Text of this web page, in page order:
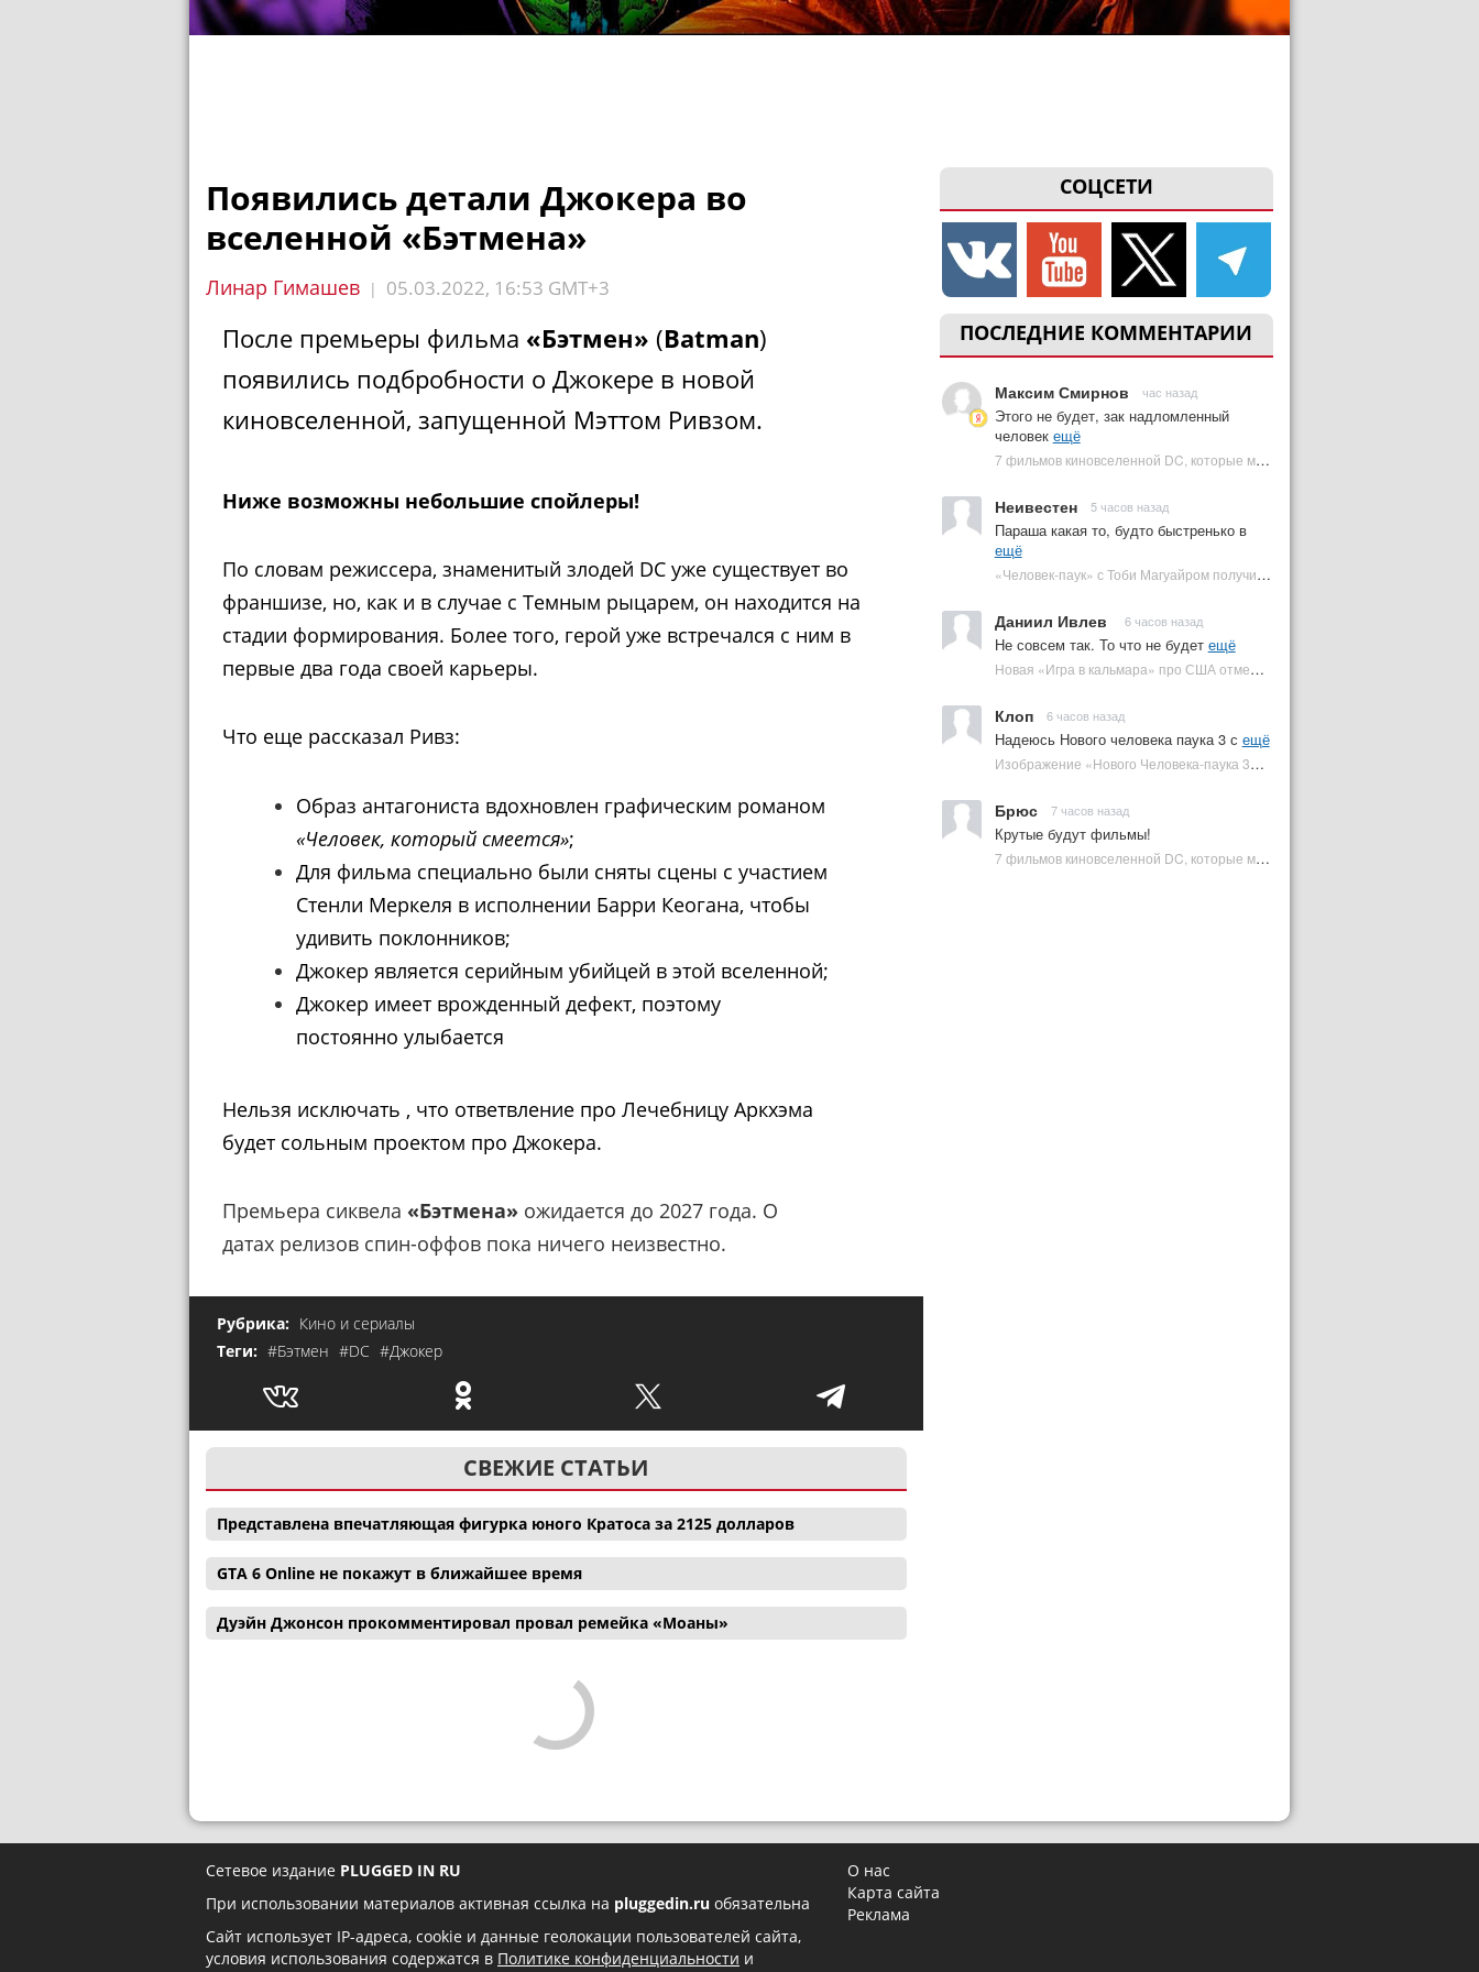
СОЦСЕТИ
ПОСЛЕДНИЕ КОММЕНТАРИИ
Максим Смирнов час назад
Этого не будет, зак надломленный
человек ещё
7 фильмов киновселенной DC, которые может снять Зак Снайдер | Plugged In Ru
Неивестен 5 часов назад
Параша какая то, будто быстренько в
ещё
«Человек-паук» с Тоби Магуайром получил новый постер | Plugged In Ru
Даниил Ивлев 6 часов назад
Не совсем так. То что не будет ещё
Новая «Игра в кальмара» про США отменена | Plugged In Ru
Клоп 6 часов назад
Надеюсь Нового человека паука 3 с ещё
Изображение «Нового Человека-паука 3» подтвердило Зловещую шестерку | Plugged In Ru
Брюс 7 часов назад
Крутые будут фильмы!
7 фильмов киновселенной DC, которые может снять Зак Снайдер | Plugged In Ru
Появились детали Джокера во
вселенной «Бэтмена»
Линар Гимашев | 05.03.2022, 16:53 GMT+3
После премьеры фильма «Бэтмен» (Batman)
появились подбробности о Джокере в новой
киновселенной, запущенной Мэттом Ривзом.
Ниже возможны небольшие спойлеры!
По словам режиссера, знаменитый злодей DC уже существует во
франшизе, но, как и в случае с Темным рыцарем, он находится на
стадии формирования. Более того, герой уже встречался с ним в
первые два года своей карьеры.
Что еще рассказал Ривз:
Образ антагониста вдохновлен графическим романом
«Человек, который смеется»;
Для фильма специально были сняты сцены с участием
Стенли Меркеля в исполнении Барри Кеогана, чтобы
удивить поклонников;
Джокер является серийным убийцей в этой вселенной;
Джокер имеет врожденный дефект, поэтому
постоянно улыбается
Нельзя исключать , что ответвление про Лечебницу Аркхэма
будет сольным проектом про Джокера.
Премьера сиквела «Бэтмена» ожидается до 2027 года. О
датах релизов спин-оффов пока ничего неизвестно.
Рубрика: Кино и сериалы
Теги: #Бэтмен #DC #Джокер
СВЕЖИЕ СТАТЬИ
Представлена впечатляющая фигурка юного Кратоса за 2125 долларов
GTA 6 Online не покажут в ближайшее время
Дуэйн Джонсон прокомментировал провал ремейка «Моаны»
Сетевое издание PLUGGED IN RU
При использовании материалов активная ссылка на pluggedin.ru обязательна
Сайт использует IP-адреса, cookie и данные геолокации пользователей сайта,
условия использования содержатся в Политике конфиденциальности и
О нас
Карта сайта
Реклама